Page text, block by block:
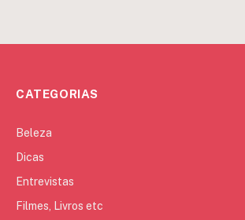
CATEGORIAS
Beleza
Dicas
Entrevistas
Filmes, Livros etc